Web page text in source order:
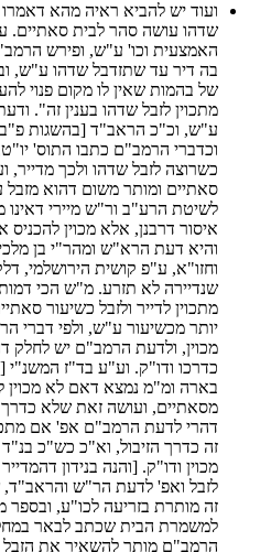
ועוד יש להביא ראיה מהא
שדהו עושה סהר לבית סאתיים.
האמצעית וכו' ע"ש, ופירש
בה דיר עד שתזדבל שדהו ע"ש,
של בהמות שאין לו מקום פנוי
מתכוין לזבל שדהו בענין זה".
ע"ש, וכ"כ הראב"ד [בהשגות פ"ב
וכדברי הרמב"ם כתבו התוס'
כשרוצה לזבל שדהו ולכך מדייר,
סאתיים ומותר משום דהוא
לשיטת הרע"ב ור"ש מיירי
איסור דרבנן, אלא מכוין
והיא דעת הרא"ש ומהר"י בן
וחזו"א, ע"פ קושית הירושלמי,
שנדיירה לא תזרע. מ"ש הכי
מתכוין לדייר ולזבל כשיעור
יותר מכשיעור ע"ש, ולפי דברי
מכוין, ולדעת הרמב"ם יש לחלק
כדרכו ודו"ק. וע"ע בד"ז
בארה ומ"מ נמצא דאם לא מכוין
מסאתיים, ועושה זאת שלא
דהרי לדעת הרמב"ם אפ' אם
זה כדרך הזיבול, וא"כ כש"כ
מכוין ודו"ק. [והנה בנידון
לזבל ואפ' לדעת הר"ש
זה מותרת בזריעה לכו"ע,
למשמרת הבית שכתב לבאר
הרמב"ם מותר להשאיר את הזבל